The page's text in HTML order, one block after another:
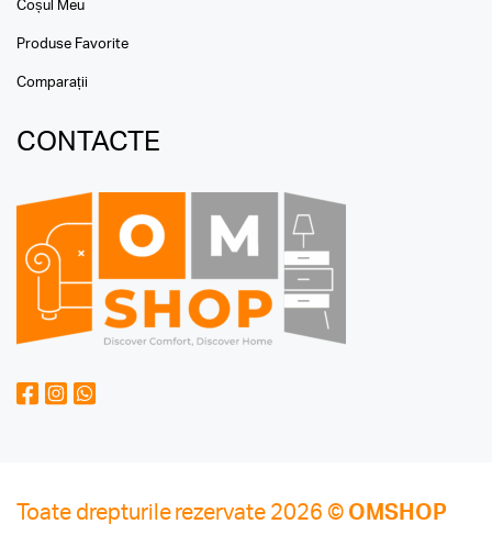
Coșul Meu
Produse Favorite
Comparații
CONTACTE
Toate drepturile rezervate 2026 © OMSHOP